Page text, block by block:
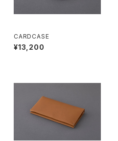
CARDCASE
¥13,200